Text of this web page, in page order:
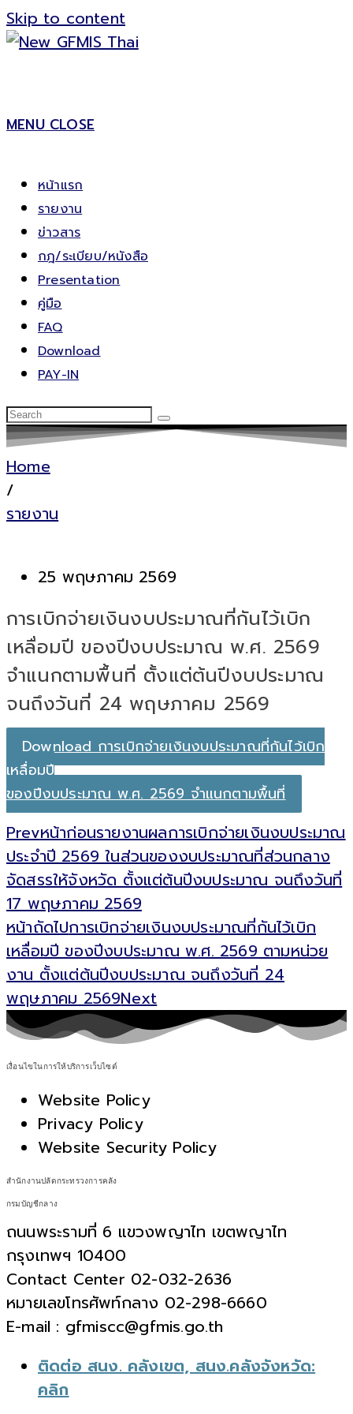
Skip to content
MENU CLOSE
หน้าแรก
รายงาน
ข่าวสาร
กฎ/ระเบียบ/หนังสือ
Presentation
คู่มือ
FAQ
Download
PAY-IN
Home
/
รายงาน
25 พฤษภาคม 2569
การเบิกจ่ายเงินงบประมาณที่กันไว้เบิก
เหลื่อมปี ของปีงบประมาณ พ.ศ. 2569
จำแนกตามพื้นที่ ตั้งแต่ต้นปีงบประมาณ
จนถึงวันที่ 24 พฤษภาคม 2569
Download การเบิกจ่ายเงินงบประมาณที่กันไว้เบิก
เหลื่อมปี
ของปีงบประมาณ พ.ศ. 2569 จำแนกตามพื้นที่
Prevหน้าก่อนรายงานผลการเบิกจ่ายเงินงบประมาณ
ประจำปี 2569 ในส่วนของงบประมาณที่ส่วนกลาง
จัดสรรให้จังหวัด ตั้งแต่ต้นปีงบประมาณ จนถึงวันที่
17 พฤษภาคม 2569
หน้าถัดไปการเบิกจ่ายเงินงบประมาณที่กันไว้เบิก
เหลื่อมปี ของปีงบประมาณ พ.ศ. 2569 ตามหน่วย
งาน ตั้งแต่ต้นปีงบประมาณ จนถึงวันที่ 24
พฤษภาคม 2569Next
เงื่อนไขในการให้บริการเว็บไซต์
Website Policy
Privacy Policy
Website Security Policy
สำนักงานปลัดกระทรวงการคลัง
กรมบัญชีกลาง
ถนนพระรามที่ 6 แขวงพญาไท เขตพญาไท
กรุงเทพฯ 10400
Contact Center 02-032-2636
หมายเลขโทรศัพท์กลาง 02-298-6660
E-mail : gfmiscc@gfmis.go.th
ติดต่อ สนง. คลังเขต, สนง.คลังจังหวัด:
คลิก